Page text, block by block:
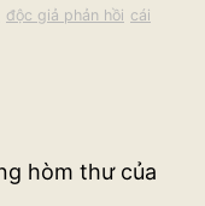
độc giả phản hồi cái
hòm thư của